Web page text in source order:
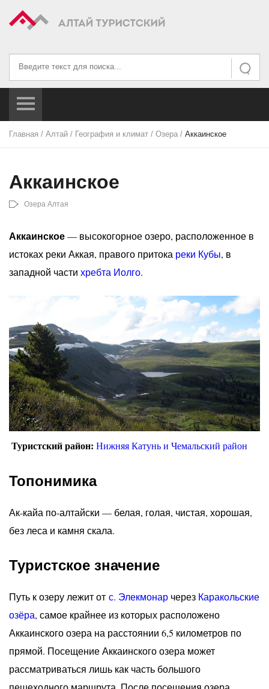
Искать
Искать...
Главная / Алтай / География и климат / Озера / Аккаинское
Аккаинское
Озера Алтая
Аккаинское— высокогорное озеро, расположенное в
истоках реки Аккая, правого притока реки Кубы, в
западной части хребта Иолго.
Туристский район: Нижняя Катунь и Чемальский район
Топонимика
Ак-кайа по-алтайски — белая, голая, чистая, хорошая,
без леса и камня скала.
Туристское значение
Путь к озеру лежит от с. Элекмонар через Каракольские
озёра, самое крайнее из которых расположено
Аккаинского озера на расстоянии 6,5 километров по
прямой. Посещение Аккаинского озера может
рассматриваться лишь как часть большого